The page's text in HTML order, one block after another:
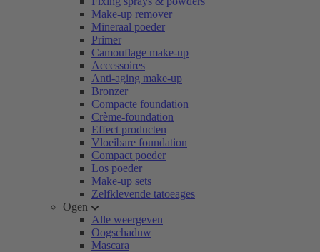
Make-up remover
Mineraal poeder
Primer
Camouflage make-up
Accessoires
Anti-aging make-up
Bronzer
Compacte foundation
Crème-foundation
Effect producten
Vloeibare foundation
Compact poeder
Los poeder
Make-up sets
Zelfklevende tatoeages
Ogen
Alle weergeven
Oogschaduw
Mascara